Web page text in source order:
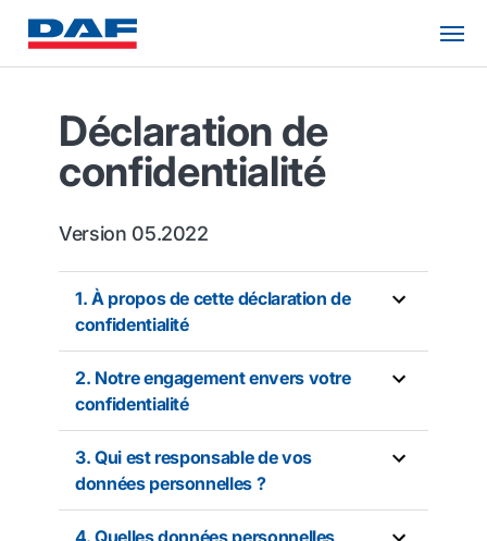
Déclaration de
confidentialité
Version 05.2022
1. À propos de cette déclaration de
confidentialité
2. Notre engagement envers votre
confidentialité
3. Qui est responsable de vos
données personnelles ?
4. Quelles données personnelles